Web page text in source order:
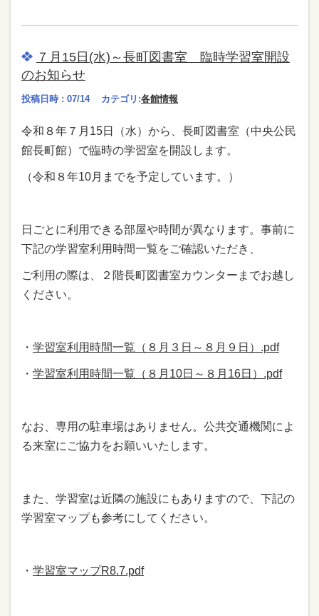
７月15日(水)～長町図書室 臨時学習室開設
のお知らせ
投稿日時 : 07/14 カテゴリ:各館情報
令和８年７月15日（水）から、長町図書室（中央公民
館長町館）で臨時の学習室を開設します。
（令和８年10月までを予定しています。）
日ごとに利用できる部屋や時間が異なります。事前に
下記の学習室利用時間一覧をご確認いただき、
ご利用の際は、２階長町図書室カウンターまでお越し
ください。
・ 学習室利用時間一覧（８月３日～８月９日）.pdf
・ 学習室利用時間一覧（８月10日～８月16日）.pdf
なお、専用の駐車場はありません。公共交通機関によ
る来室にご協力をお願いいたします。
また、学習室は近隣の施設にもありますので、下記の
学習室マップも参考にしてください。
・ 学習室マップR8.7.pdf